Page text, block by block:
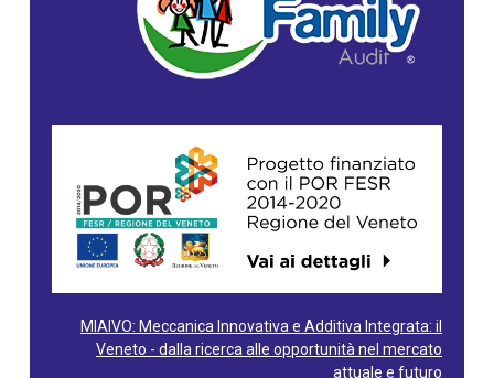
MIAIVO: Meccanica Innovativa e Additiva Integrata: il
Veneto - dalla ricerca alle opportunità nel mercato
attuale e futuro